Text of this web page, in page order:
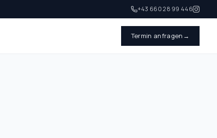
+43 660 28 99 446
Termin anfragen →